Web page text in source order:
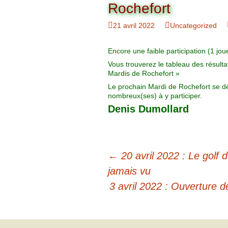
Organigramme
Commission Loisirs
Commission Sportive
Ryder
Trophée
Brut Dames
Avril
Mai
Rochefort
21 avril 2022 Uncategorized
Encore une faible participation (1
Vous trouverez le tableau des
Mardis de Rochefort »
Le prochain Mardi de Rochefort se
nombreux(ses) à y participer.
Denis Dumollard
← 20 avril 2022 : Le golf
jamais vu
3 avril 2022 : Ouverture